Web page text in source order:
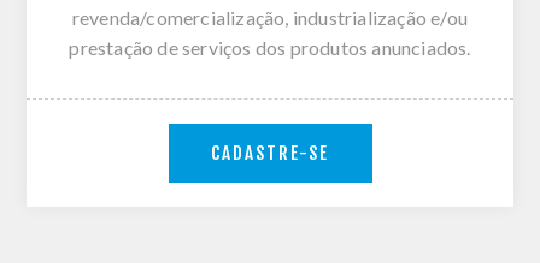
revenda/comercialização, industrialização e/ou
prestação de serviços dos produtos anunciados.
CADASTRE-SE